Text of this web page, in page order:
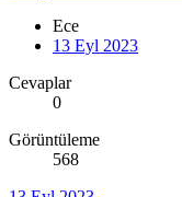
Ece
13 Eyl 2023
Cevaplar
0
Görüntüleme
568